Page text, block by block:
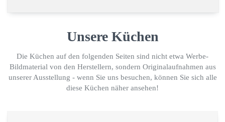
Unsere Küchen
Die Küchen auf den folgenden Seiten sind nicht etwa Werbe-
Bildmaterial von den Herstellern, sondern Originalaufnahmen aus
unserer Ausstellung - wenn Sie uns besuchen, können Sie sich alle
diese Küchen näher ansehen!